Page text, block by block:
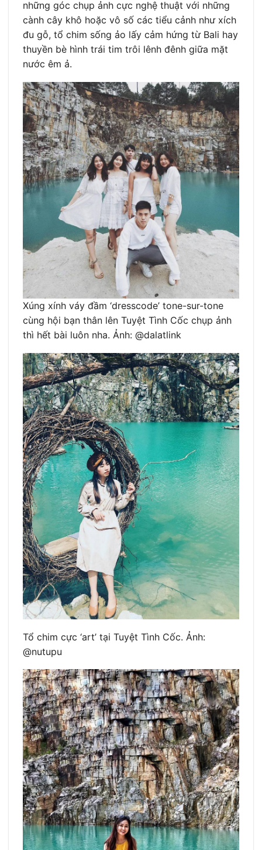
những góc chụp ảnh cực nghệ thuật với những
cành cây khô hoặc vô số các tiểu cảnh như xích
đu gỗ, tổ chim sống ảo lấy cảm hứng từ Bali hay
thuyền bè hình trái tim trôi lênh đênh giữa mặt
nước êm ả.
Xúng xính váy đầm ‘dresscode’ tone-sur-tone
cùng hội bạn thân lên Tuyệt Tình Cốc chụp ảnh
thì hết bài luôn nha. Ảnh: @dalatlink
Tổ chim cực ‘art’ tại Tuyệt Tình Cốc. Ảnh:
@nutupu